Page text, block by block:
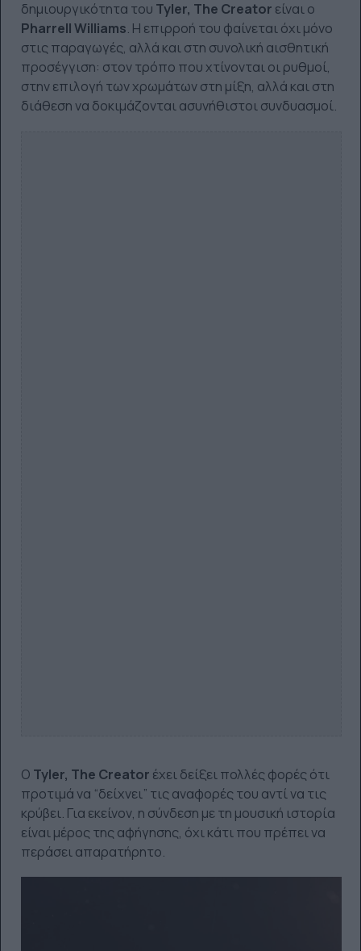
δημιουργικότητα του Tyler, The Creator είναι ο
Pharrell Williams. Η επιρροή του φαίνεται όχι μόνο
στις παραγωγές, αλλά και στη συνολική αισθητική
προσέγγιση: στον τρόπο που χτίνονται οι ρυθμοί,
στην επιλογή των χρωμάτων στη μίξη, αλλά και στη
διάθεση να δοκιμάζονται ασυνήθιστοι συνδυασμοί.
Ο Tyler, The Creator έχει δείξει πολλές φορές ότι
προτιμά να “δείχνει” τις αναφορές του αντί να τις
κρύβει. Για εκείνον, η σύνδεση με τη μουσική ιστορία
είναι μέρος της αφήγησης, όχι κάτι που πρέπει να
περάσει απαρατήρητο.